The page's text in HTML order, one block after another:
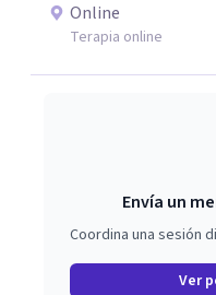
emociones, integrando
evidencia con una
Online
Terapia online
Envía un
Coordina una sesión
Ver